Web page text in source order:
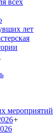
всех
лет
мероприятий
+